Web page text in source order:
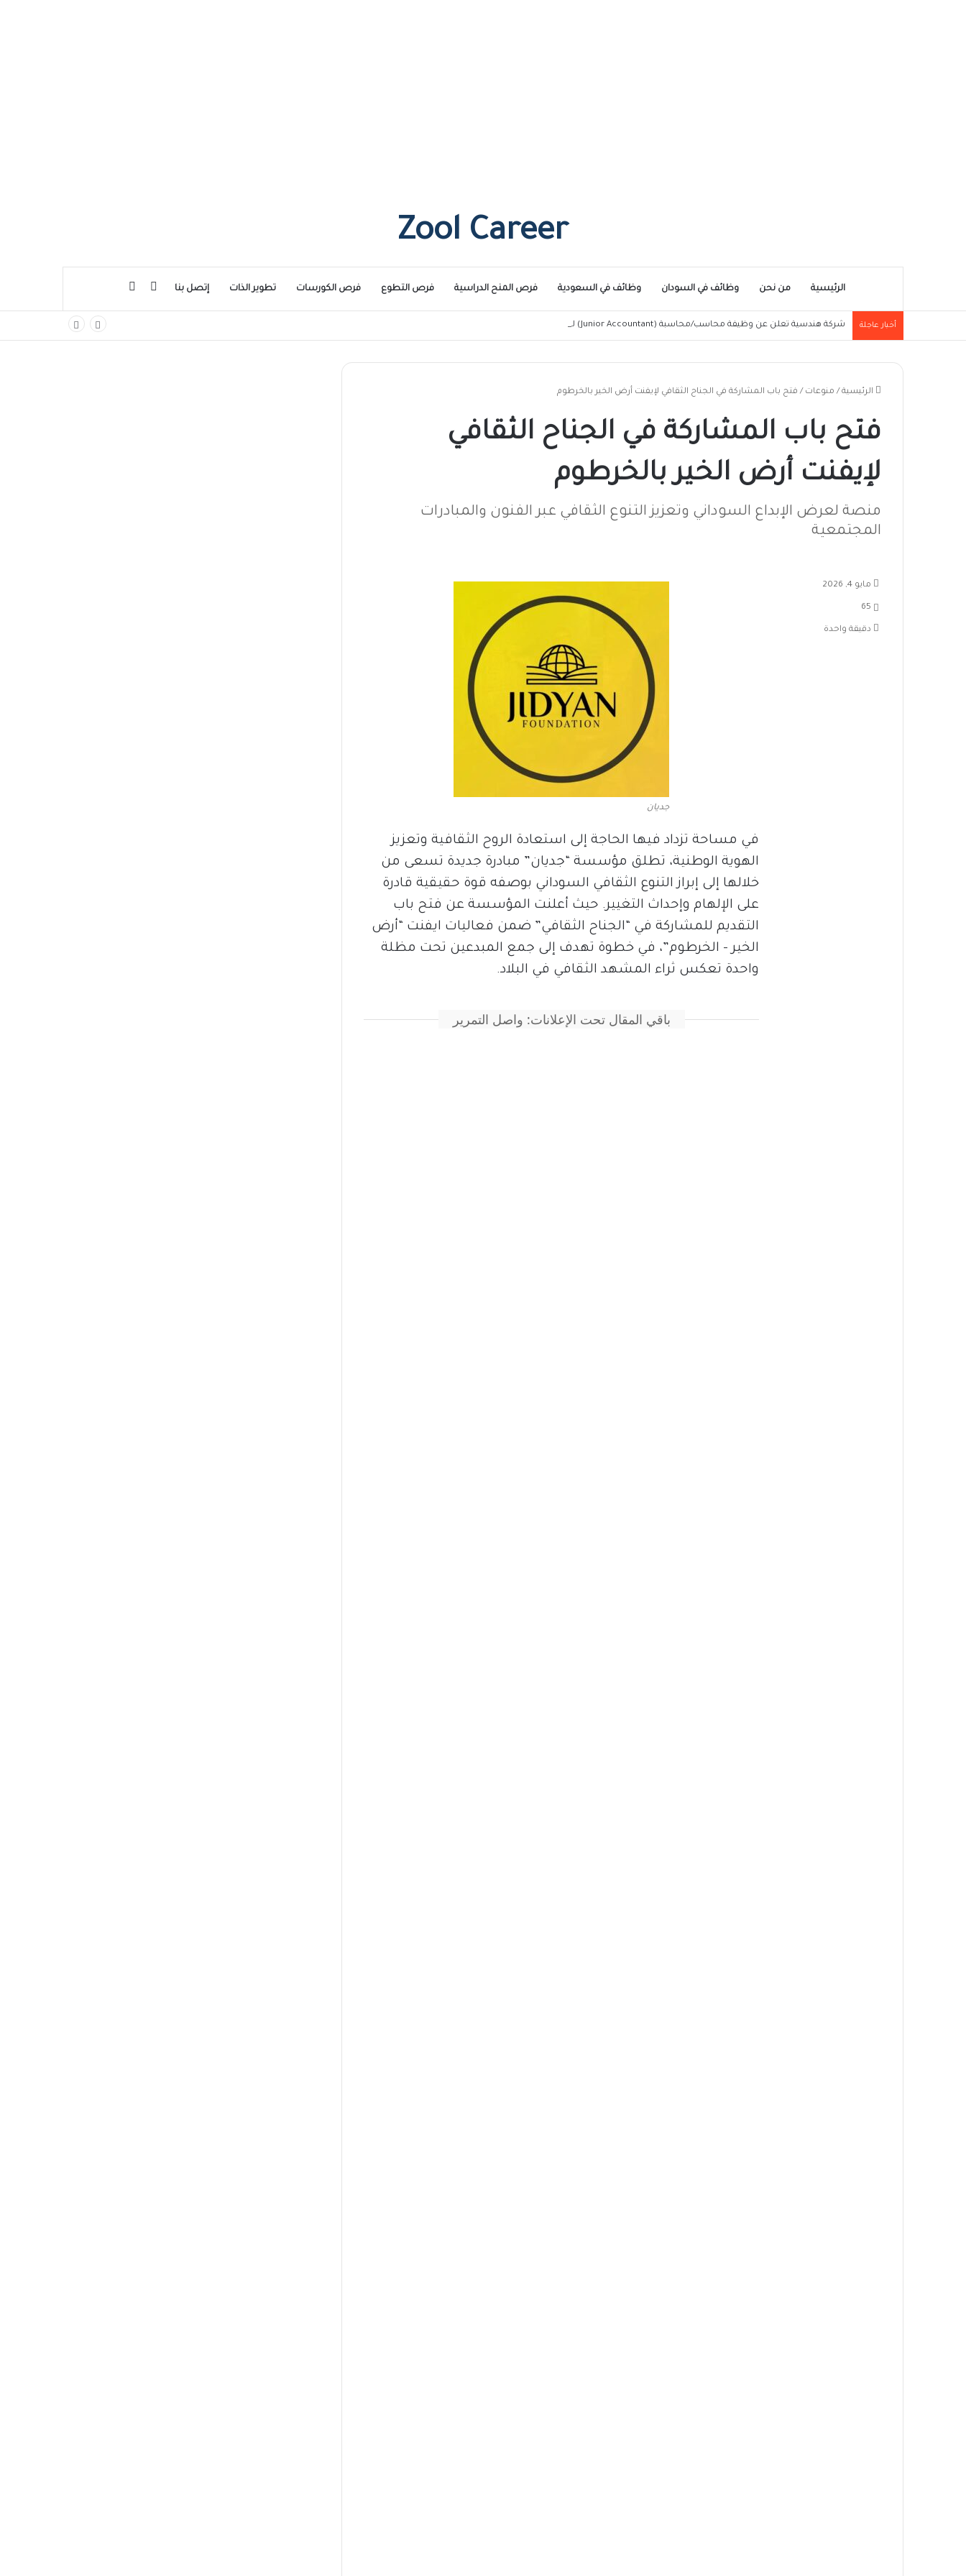
Zool Career
الرئيسية من نحن وظائف في السودان وظائف في السعودية فرص المنح الدراسية فرص التطوع فرص الكورسات تطوير الذات إتصل بنا إضافة عمود جانبي
أخبار عاجلة شركة هندسية تعلن عن وظيفة محاسب/محاسبة (Junior Accountant) للعمل في الخرطوم
الرئيسية / منوعات / فتح باب المشاركة في الجناح الثقافي لإيفنت أرض الخير بالخرطوم
فتح باب المشاركة في الجناح الثقافي
لإيفنت أرض الخير بالخرطوم
منصة لعرض الإبداع السوداني وتعزيز التنوع الثقافي عبر الفنون والمبادرات
المجتمعية
جديان
في مساحة تزداد فيها الحاجة إلى استعادة الروح الثقافية وتعزيز
الهوية الوطنية، تطلق مؤسسة “جديان” مبادرة جديدة تسعى من
خلالها إلى إبراز التنوع الثقافي السوداني بوصفه قوة حقيقية قادرة
على الإلهام وإحداث التغيير. حيث أعلنت المؤسسة عن فتح باب
التقديم للمشاركة في “الجناح الثقافي” ضمن فعاليات ايفنت “أرض
الخير – الخرطوم”، في خطوة تهدف إلى جمع المبدعين تحت مظلة
واحدة تعكس ثراء المشهد الثقافي في البلاد.
باقي المقال تحت الإعلانات: واصل التمرير
مايو 4, 2026
65
دقيقة واحدة